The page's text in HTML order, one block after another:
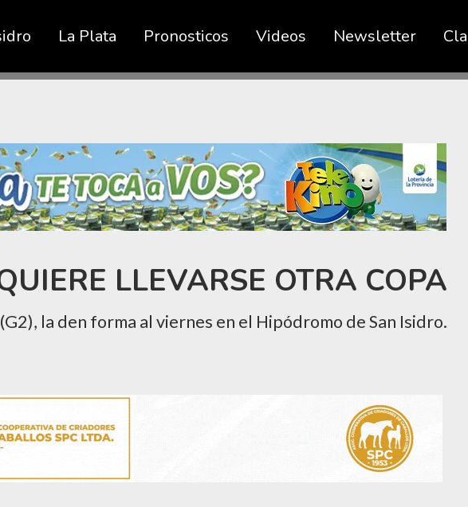
La Plata Pronosticos Videos Newsletter
LLEVARSE OTRA COPA
la den forma al viernes en el Hipódromo de San Isidro.